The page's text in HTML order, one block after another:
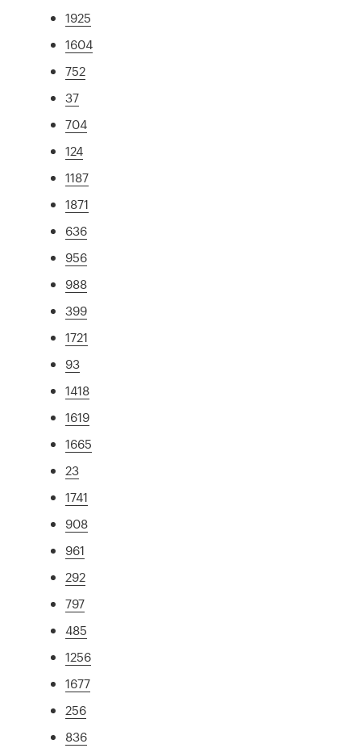
1925
1604
752
37
704
124
1187
1871
636
956
988
399
1721
93
1418
1619
1665
23
1741
908
961
292
797
485
1256
1677
256
836